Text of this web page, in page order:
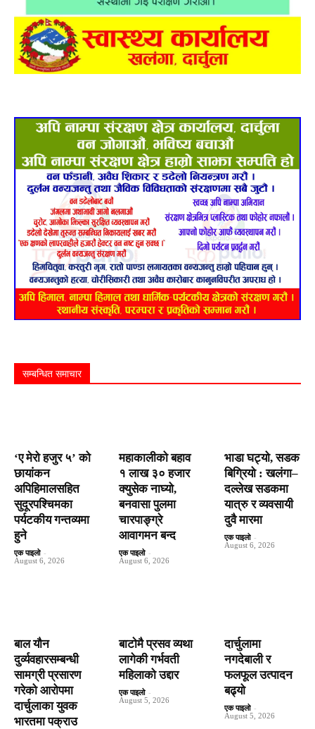
सम्बन्धित समाचार
‘ए मेरो हजुर ५’ को
छायांकन
अपिहिमालसहित
सुदूरपश्चिमका
पर्यटकीय गन्तव्यमा
हुने
एक पाइलो -
August 6, 2026
महाकालीको बहाव
१ लाख ३० हजार
क्युसेक नाघ्यो,
बनवासा पुलमा
चारपाङ्ग्रे
आवागमन बन्द
एक पाइलो -
August 6, 2026
भाडा घट्यो, सडक
बिग्रियो : खलंगा–
दल्लेख सडकमा
यात्रु र व्यवसायी
दुवै मारमा
एक पाइलो -
August 6, 2026
बाल यौन
दुर्व्यवहारसम्बन्धी
सामग्री प्रसारण
गरेको आरोपमा
दार्चुलाका युवक
भारतमा पक्राउ
बाटाेमै प्रसव व्यथा
लागेकी गर्भवती
महिलाको उद्दार
एक पाइलो -
August 5, 2026
दार्चुलामा
नगदेबाली र
फलफूल उत्पादन
बढ्यो
एक पाइलो -
August 5, 2026